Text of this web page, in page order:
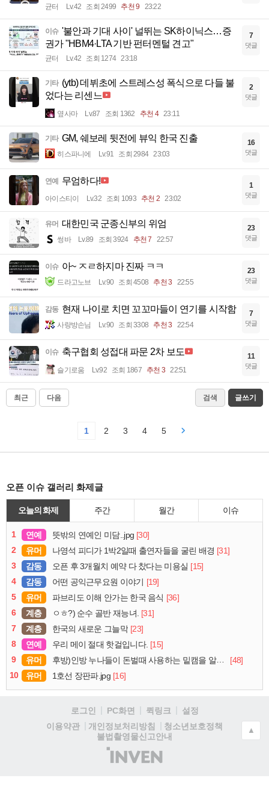
균터 Lv.42 조회 2499 추천 9 23:22
이슈 '불안과 기대 사이' 널뛰는 SK하이닉스…증
권가 "HBM4·LTA 기반 펀터멘털 견고"
균터 Lv.42 조회 1274 23:18
7
댓글
기타 (ytb) 데뷔초에 스트레스성 폭식으로 다들 불
었다는 리센느
옆사마 Lv.87 조회 1362 추천 4 23:11
2
댓글
기타 GM, 쉐보레 뒷전에 뷰익 한국 진출
히스파니에 Lv.91 조회 2984 23:03
16
댓글
연예 무엄하다!
아이스티이 Lv.32 조회 1093 추천 2 23:02
1
댓글
유머 대한민국 군종신부의 위엄
썽바 Lv.89 조회 3924 추천 7 22:57
23
댓글
이슈 아~ ㅈㄹ하지마 진짜 ㅋㅋ
드라고노브 Lv.90 조회 4508 추천 3 22:55
23
댓글
감동 현재 나이로 치면 꼬꼬마들이 연기를 시작함
사랑방손님 Lv.90 조회 3308 추천 3 22:54
7
댓글
이슈 축구협회 성접대 파문 2차 보도
슬기로움 Lv.92 조회 1867 추천 3 22:51
11
댓글
최근 다음 검색 글쓰기
1 2 3 4 5
오픈 이슈 갤러리 화제글
오늘의 화제 주간 월간 이슈
1 연예 뜻밖의 연예인 미담..jpg [30]
2
유머 나영석 피디가 1박2일때 출연자들을 굴린 배경 [31]
3
감동 오픈 후 3개월치 예약 다 찼다는 미용실 [15]
4
감동 어떤 공익근무요원 이야기 [19]
5
유머 파브리도 이해 안가는 한국 음식 [36]
6
계층 ㅇㅎ?) 순수 골반 재능녀. [31]
7
계층 한국의 새로운 그늘막 [23]
8
연예 우리 메이 절대 핫걸입니다. [15]
9
유머 후방)인방 누나들이 돈벌때 사용하는 밑캠을 알아보자
[48]
10
유머 1호선 장판파.jpg [16]
로그인 PC화면 퀵링크
설정
이용약관
개인정보처리방침
청소년보호정책
불법촬영물신고안내
(주)
인
▲